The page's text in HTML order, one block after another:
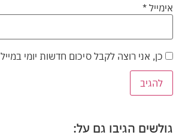
אימייל *
כן, אני רוצה לקבל סיכום חדשות יומי במייל
גולשים הגיבו גם על: